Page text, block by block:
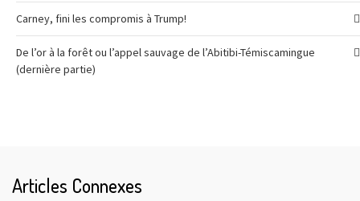
Carney, fini les compromis à Trump!
De l’or à la forêt ou l’appel sauvage de l’Abitibi-Témiscamingue
(dernière partie)
Articles Connexes